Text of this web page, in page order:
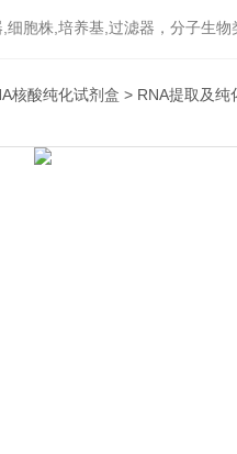
株,培养基,过滤器，分子生物
核酸纯化试剂盒 > RNA提取及纯